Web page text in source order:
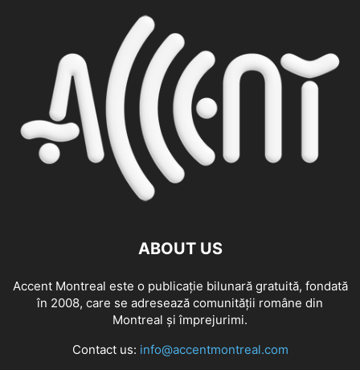
ABOUT US
Accent Montreal este o publicație bilunară gratuită, fondată
în 2008, care se adresează comunităţii române din
Montreal şi împrejurimi.
Contact us: info@accentmontreal.com